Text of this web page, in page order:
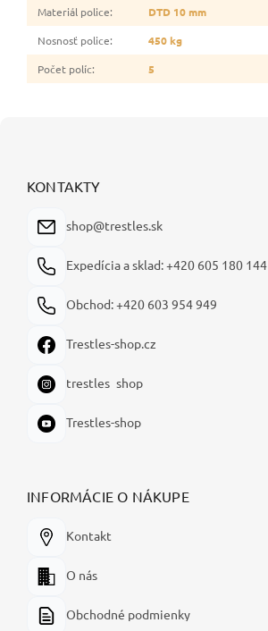
Materiál police:
DTD 10 mm
Nosnosť police:
450 kg
Počet políc: 5
KONTAKTY
shop@trestles.sk
Expedícia a sklad: +420 605 180 144
Obchod: +420 603 954 949
Trestles-shop.cz
trestles_shop
Trestles-shop
INFORMÁCIE O NÁKUPE
Kontakt
O nás
Obchodné podmienky